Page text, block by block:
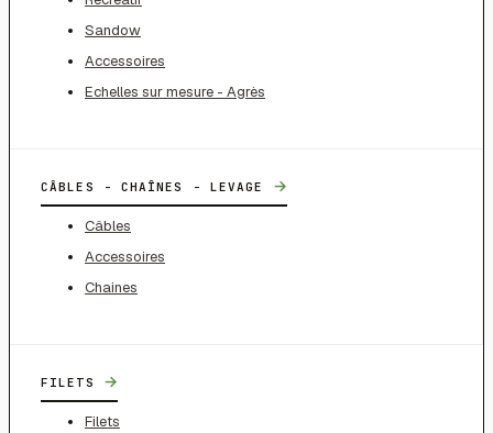
Sandow
Accessoires
Echelles sur mesure - Agrès
CÂBLES - CHAÎNES - LEVAGE →
Câbles
Accessoires
Chaines
FILETS →
Filets